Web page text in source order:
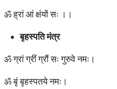
ॐ ह्रां आं क्षंयों सः ।।
बृहस्पति मंत्र
ॐ ग्रां ग्रीं ग्रौं सः गुरुवे नमः।
ॐ बृं बृहस्पतये नमः।